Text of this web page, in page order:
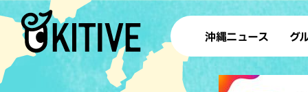
沖縄ニュース グ
ラ